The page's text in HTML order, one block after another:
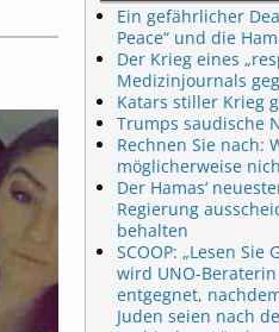
Ein gefährlicher
Peace“ und die
Der Krieg eines
Medizinjournals
Katars stiller Krieg
Trumps saudische
Rechnen Sie nach:
möglicherweise
Der Hamas‘
Regierung
behalten
SCOOP: „Lesen Sie
wird UNO-
entgegnet,
Juden seien nach